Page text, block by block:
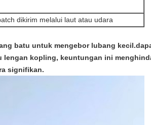
dikirim melalui laut atau udara
batu untuk mengebor lubang
kopling, keuntungan ini
signifikan.